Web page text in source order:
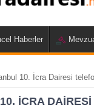
Haberler
10. İcra Dairesi
İCRA